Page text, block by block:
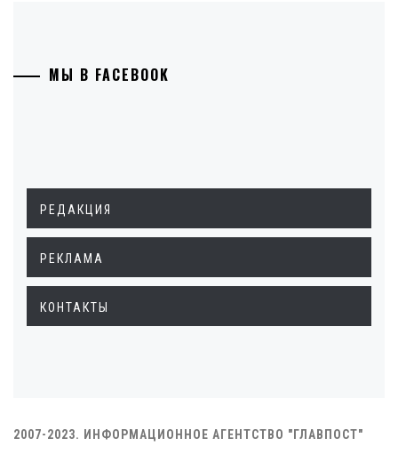
МЫ В FACEBOOK
РЕДАКЦИЯ
РЕКЛАМА
КОНТАКТЫ
2007-2023. ИНФОРМАЦИОННОЕ АГЕНТСТВО "ГЛАВПОСТ"